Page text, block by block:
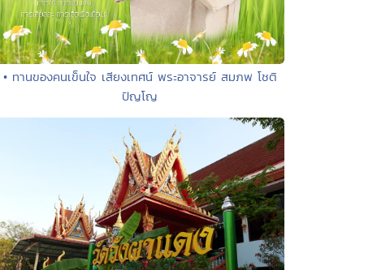
• ทานของคนเข็นใจ เสียงเทศน์ พระอาจารย์ สมภพ โชติ
ปัญโญ